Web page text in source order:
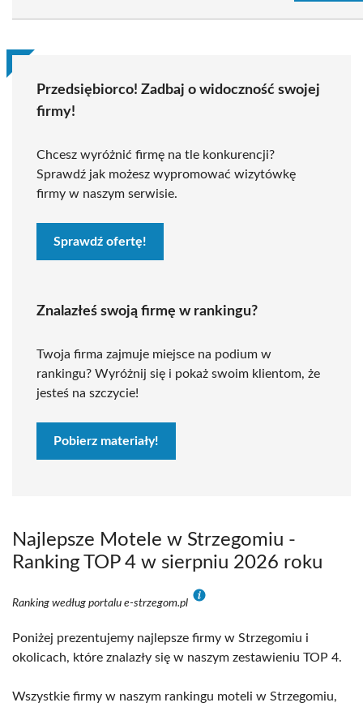
Przedsiębiorco! Zadbaj o widoczność swojej
firmy!
Chcesz wyróżnić firmę na tle konkurencji?
Sprawdź jak możesz wypromować wizytówkę
firmy w naszym serwisie.
Sprawdź ofertę!
Znalazłeś swoją firmę w rankingu?
Twoja firma zajmuje miejsce na podium w
rankingu? Wyróżnij się i pokaż swoim klientom, że
jesteś na szczycie!
Pobierz materiały!
Najlepsze Motele w Strzegomiu -
Ranking TOP 4 w sierpniu 2026 roku
Ranking według portalu e-strzegom.pl
Poniżej prezentujemy najlepsze firmy w Strzegomiu i
okolicach, które znalazły się w naszym zestawieniu TOP 4.
Wszystkie firmy w naszym rankingu moteli w Strzegomiu,